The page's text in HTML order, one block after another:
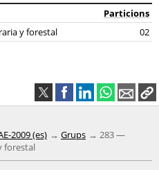
Particions
y forestal 02
2009 (es) Grups
283 —
forestal